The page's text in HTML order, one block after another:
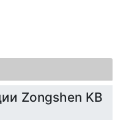
Zongshen KB